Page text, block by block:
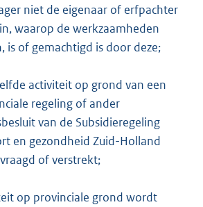
niet de eigenaar of erfpachter
waarop de werkzaamheden
is of gemachtigd is door deze;
activiteit op grond van een
regeling of ander
van de Subsidieregeling
en gezondheid Zuid-Holland
of verstrekt;
op provinciale grond wordt